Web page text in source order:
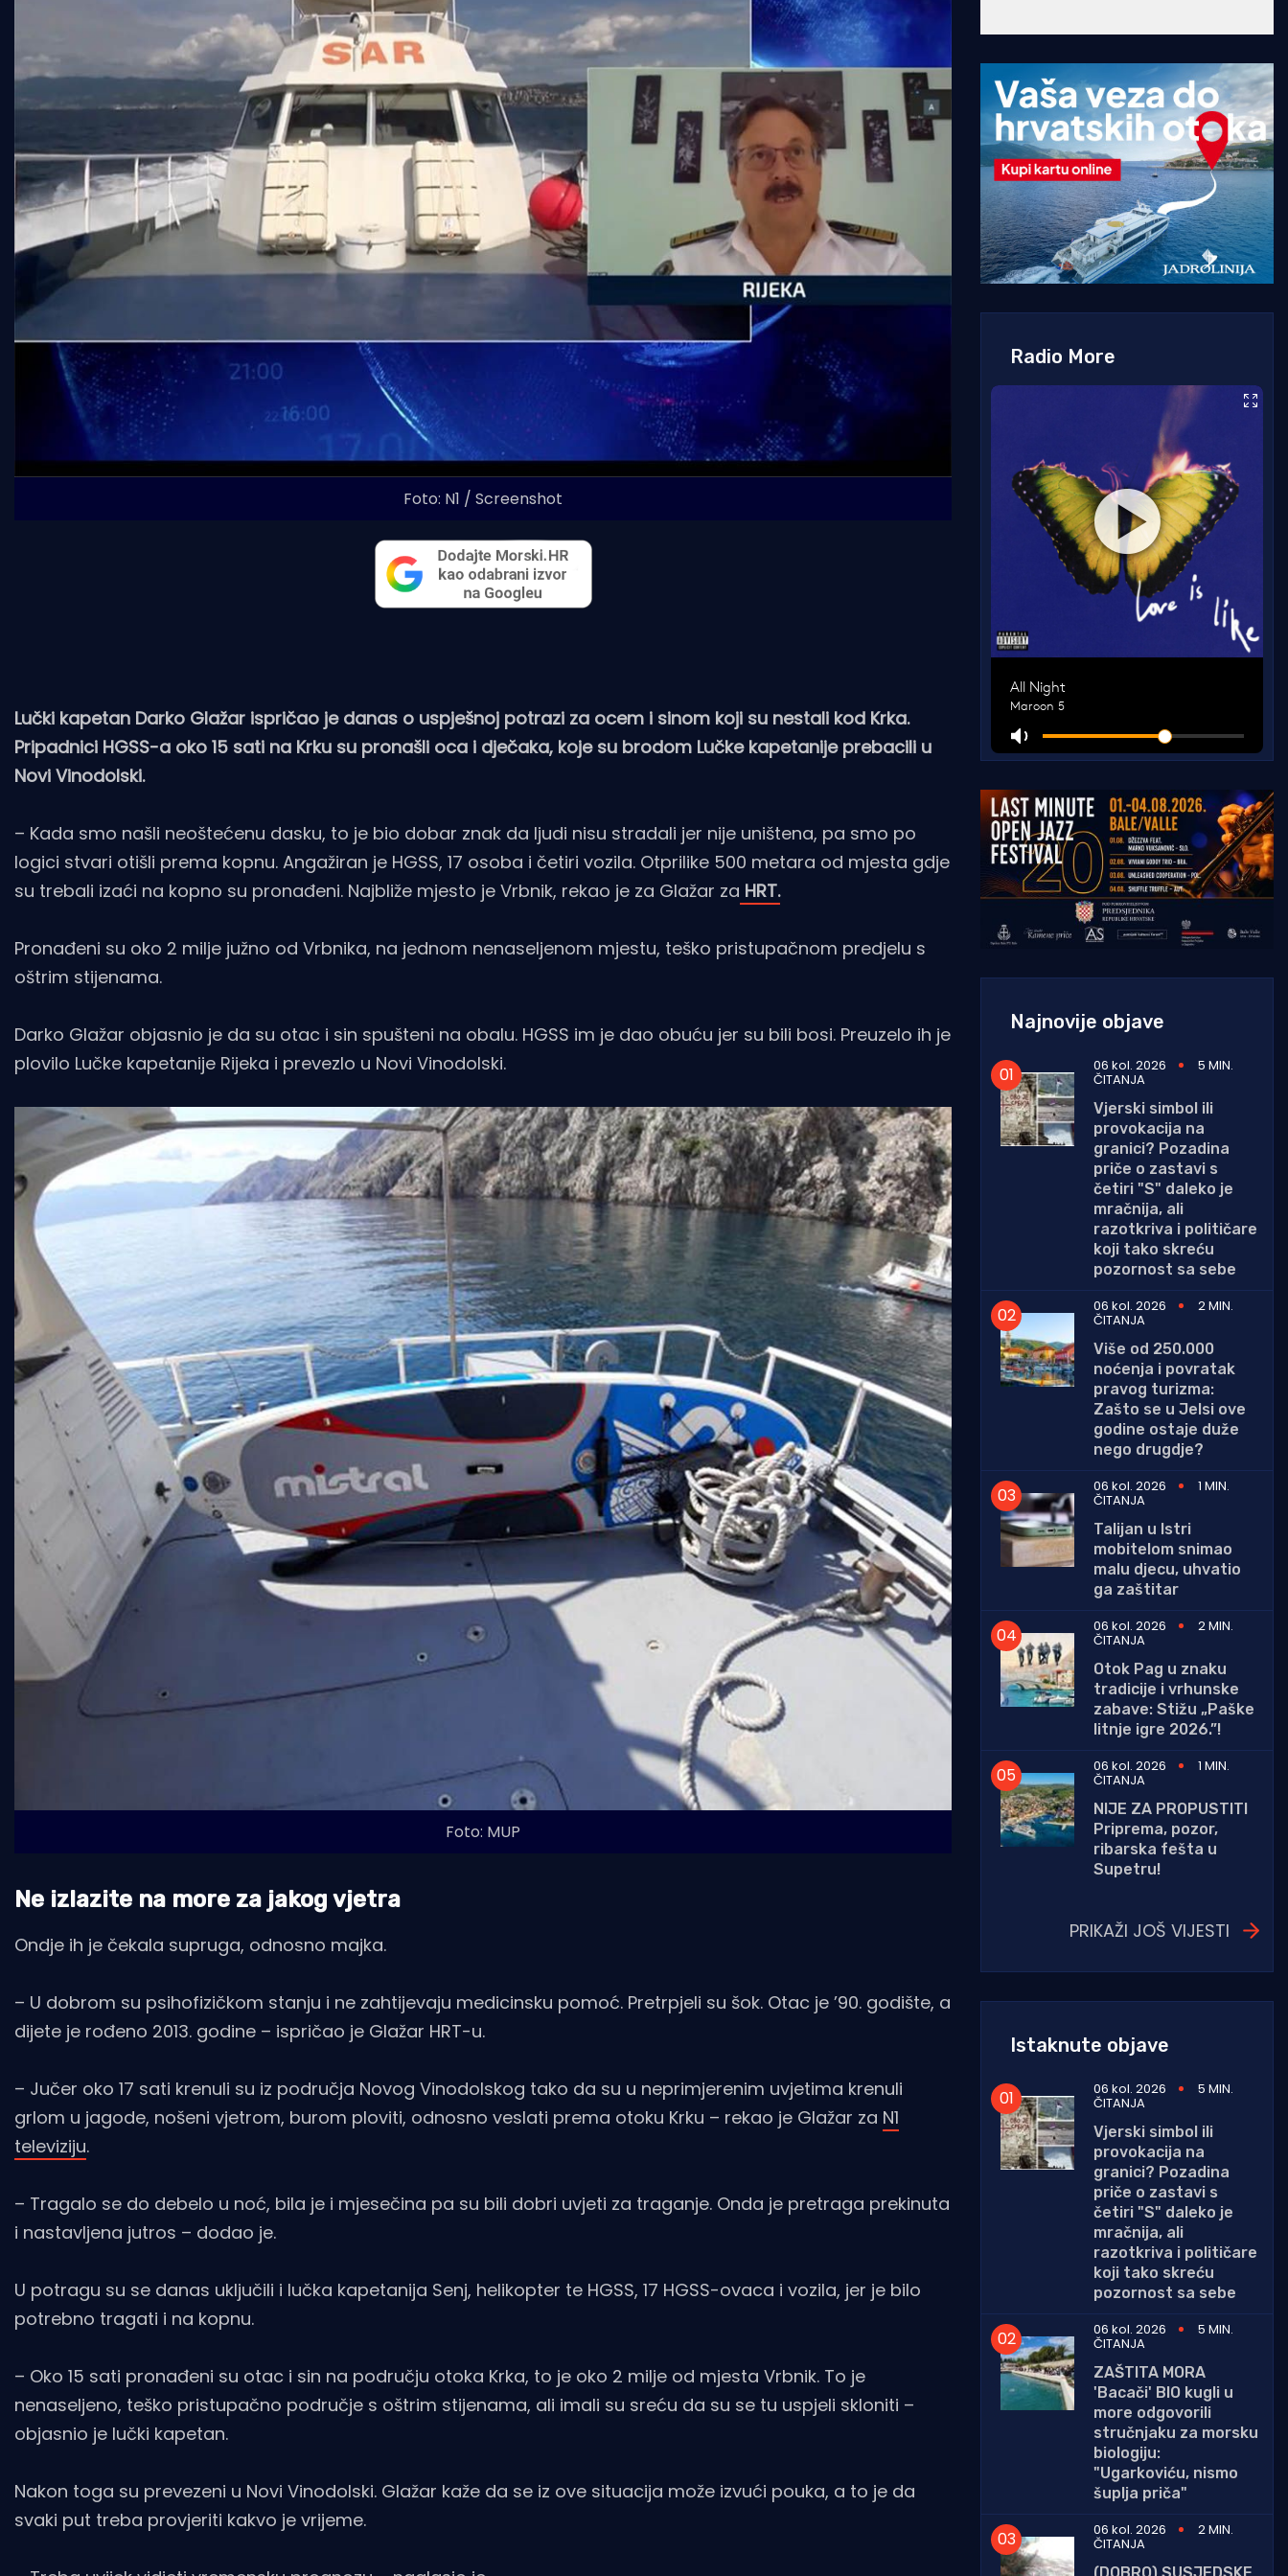
Foto: N1 / Screenshot
Lučki kapetan Darko Glažar ispričao je danas o uspješnoj potrazi za ocem i sinom koji su nestali kod Krka.
Pripadnici HGSS-a oko 15 sati na Krku su pronašli oca i dječaka, koje su brodom Lučke kapetanije prebacili u
Novi Vinodolski.
– Kada smo našli neoštećenu dasku, to je bio dobar znak da ljudi nisu stradali jer nije uništena, pa smo po
logici stvari otišli prema kopnu. Angažiran je HGSS, 17 osoba i četiri vozila. Otprilike 500 metara od mjesta gdje
su trebali izaći na kopno su pronađeni. Najbliže mjesto je Vrbnik, rekao je za Glažar za HRT.
Pronađeni su oko 2 milje južno od Vrbnika, na jednom nenaseljenom mjestu, teško pristupačnom predjelu s
oštrim stijenama.
Darko Glažar objasnio je da su otac i sin spušteni na obalu. HGSS im je dao obuću jer su bili bosi. Preuzelo ih je
plovilo Lučke kapetanije Rijeka i prevezlo u Novi Vinodolski.
Foto: MUP
Ne izlazite na more za jakog vjetra
Ondje ih je čekala supruga, odnosno majka.
– U dobrom su psihofizičkom stanju i ne zahtijevaju medicinsku pomoć. Pretrpjeli su šok. Otac je ’90. godište, a
dijete je rođeno 2013. godine – ispričao je Glažar HRT-u.
– Jučer oko 17 sati krenuli su iz područja Novog Vinodolskog tako da su u neprimjerenim uvjetima krenuli
grlom u jagode, nošeni vjetrom, burom ploviti, odnosno veslati prema otoku Krku – rekao je Glažar za N1
televiziju.
– Tragalo se do debelo u noć, bila je i mjesečina pa su bili dobri uvjeti za traganje. Onda je pretraga prekinuta
i nastavljena jutros – dodao je.
U potragu su se danas uključili i lučka kapetanija Senj, helikopter te HGSS, 17 HGSS-ovaca i vozila, jer je bilo
potrebno tragati i na kopnu.
– Oko 15 sati pronađeni su otac i sin na području otoka Krka, to je oko 2 milje od mjesta Vrbnik. To je
nenaseljeno, teško pristupačno područje s oštrim stijenama, ali imali su sreću da su se tu uspjeli skloniti –
objasnio je lučki kapetan.
Nakon toga su prevezeni u Novi Vinodolski. Glažar kaže da se iz ove situacija može izvući pouka, a to je da
svaki put treba provjeriti kakvo je vrijeme.
Radio More
Najnovije objave
06 kol. 2026 5 MIN.
ČITANJA
Vjerski simbol ili
provokacija na
granici? Pozadina
priče o zastavi s
četiri "S" daleko je
mračnija, ali
razotkriva i političare
koji tako skreću
pozornost sa sebe
06 kol. 2026
2 MIN.
ČITANJA
Više od 250.000
noćenja i povratak
pravog turizma:
Zašto se u Jelsi ove
godine ostaje duže
nego drugdje?
06 kol. 2026
1 MIN.
ČITANJA
Talijan u Istri
mobitelom snimao
malu djecu, uhvatio
ga zaštitar
06 kol. 2026
2 MIN.
ČITANJA
Otok Pag u znaku
tradicije i vrhunske
zabave: Stižu „Paške
litnje igre 2026.”!
06 kol. 2026
1 MIN.
ČITANJA
NIJE ZA PROPUSTITI
Priprema, pozor,
ribarska fešta u
Supetru!
PRIKAŽI JOŠ VIJESTI
Istaknute objave
06 kol. 2026 5 MIN.
ČITANJA
Vjerski simbol ili
provokacija na
granici? Pozadina
priče o zastavi s
četiri "S" daleko je
mračnija, ali
razotkriva i političare
koji tako skreću
pozornost sa sebe
06 kol. 2026
5 MIN.
ČITANJA
ZAŠTITA MORA
'Bacači' BIO kugli u
more odgovorili
stručnjaku za morsku
biologiju:
"Ugarkoviću, nismo
šuplja priča"
06 kol. 2026
2 MIN.
ČITANJA
(DOBRO) SUSJEDSKE